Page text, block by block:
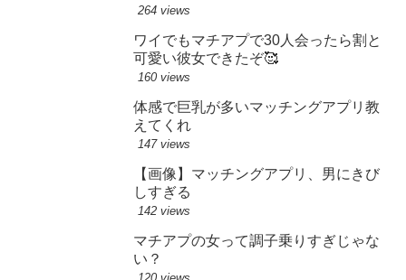
264 views
ワイでもマチアプで30人会ったら割と
可愛い彼女できたぞ🥰
160 views
体感で巨乳が多いマッチングアプリ教
えてくれ
147 views
【画像】マッチングアプリ、男にきび
しすぎる
142 views
マチアプの女って調子乗りすぎじゃな
い？